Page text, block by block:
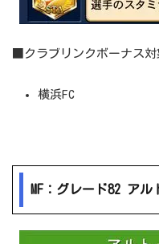
■クラブリンクボーナス対
横浜FC
MF：グレード82 ア